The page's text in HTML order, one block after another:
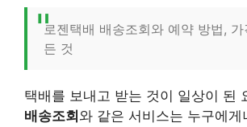
로젠택배 배송조회와 예약 방법,
든 것
택배를 보내고 받는 것이 일상이 된
배송조회 와 같은 서비스는 누구에게